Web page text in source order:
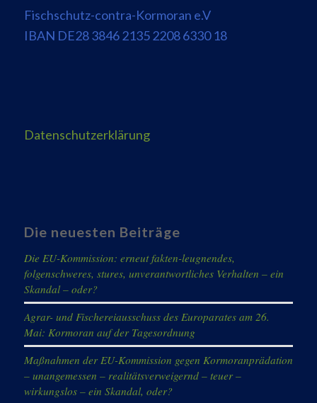
Fischschutz-contra-Kormoran e.V
IBAN DE28 3846 2135 2208 6330 18
Datenschutzerklärung
Die neuesten Beiträge
Die EU-Kommission: erneut fakten-leugnendes,
folgenschweres, stures, unverantwortliches Verhalten – ein
Skandal – oder?
Agrar- und Fischereiausschuss des Europarates am 26.
Mai: Kormoran auf der Tagesordnung
Maßnahmen der EU-Kommission gegen Kormoranprädation
– unangemessen – realitätsverweigernd – teuer –
wirkungslos – ein Skandal, oder?